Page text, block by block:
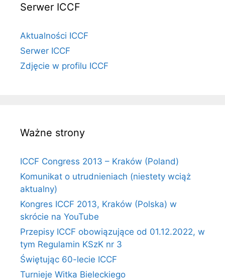
Serwer ICCF
Aktualności ICCF
Serwer ICCF
Zdjęcie w profilu ICCF
Ważne strony
ICCF Congress 2013 – Kraków (Poland)
Komunikat o utrudnieniach (niestety wciąż
aktualny)
Kongres ICCF 2013, Kraków (Polska) w
skrócie na YouTube
Przepisy ICCF obowiązujące od 01.12.2022, w
tym Regulamin KSzK nr 3
Świętując 60-lecie ICCF
Turnieje Witka Bieleckiego